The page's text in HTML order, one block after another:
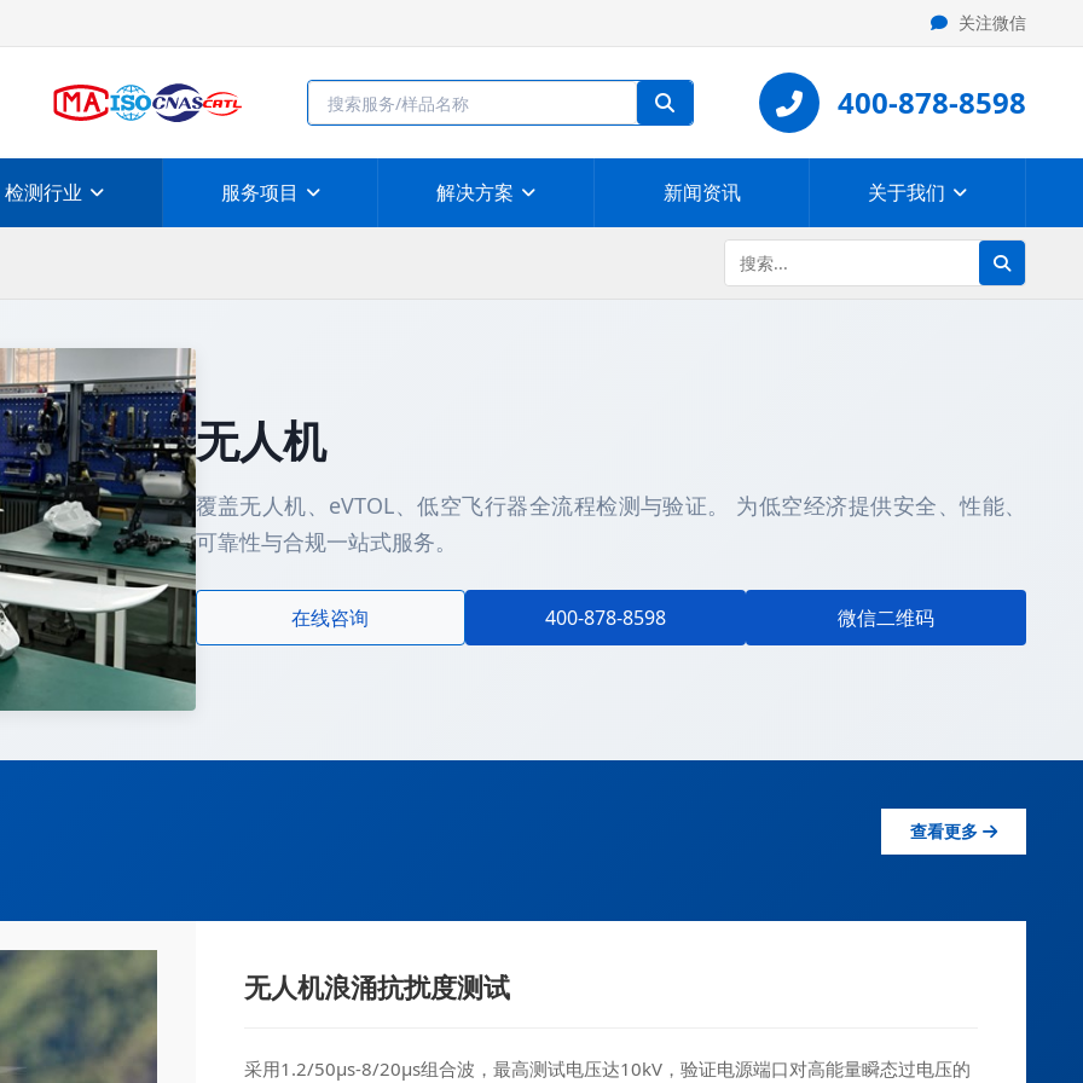
关注微信
400-878-8598
检测行业 服务项目 解决方案 新闻资讯 关于我们
无人机
覆盖无人机、eVTOL、低空飞行器全流程检测与验证。 为低空经济提供安全、性能、
可靠性与合规一站式服务。
在线咨询 400-878-8598 微信二维码
查看更多
无人机浪涌抗扰度测试
采用1.2/50μs-8/20μs组合波，最高测试电压达10kV，验证电源端口对高能量瞬态过电压的